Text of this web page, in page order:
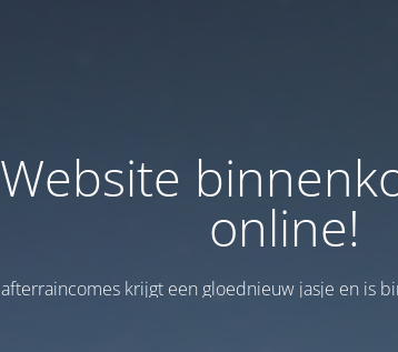
Website
online!
afterraincomes krijgt een gloednieuw jasje en is